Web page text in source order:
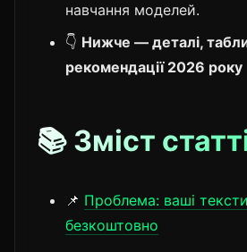
навчання моделей.
👇 Нижче — деталі,
рекомендації 2026 року
📚 Зміст
📌 Проблема: ваші
безкоштовно